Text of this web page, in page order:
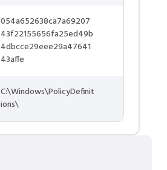
054a652638ca7a69207
43f22155656fa25ed49b
4dbcce29eee29a47641
43affe
C:\Windows\PolicyDefinit
ions\